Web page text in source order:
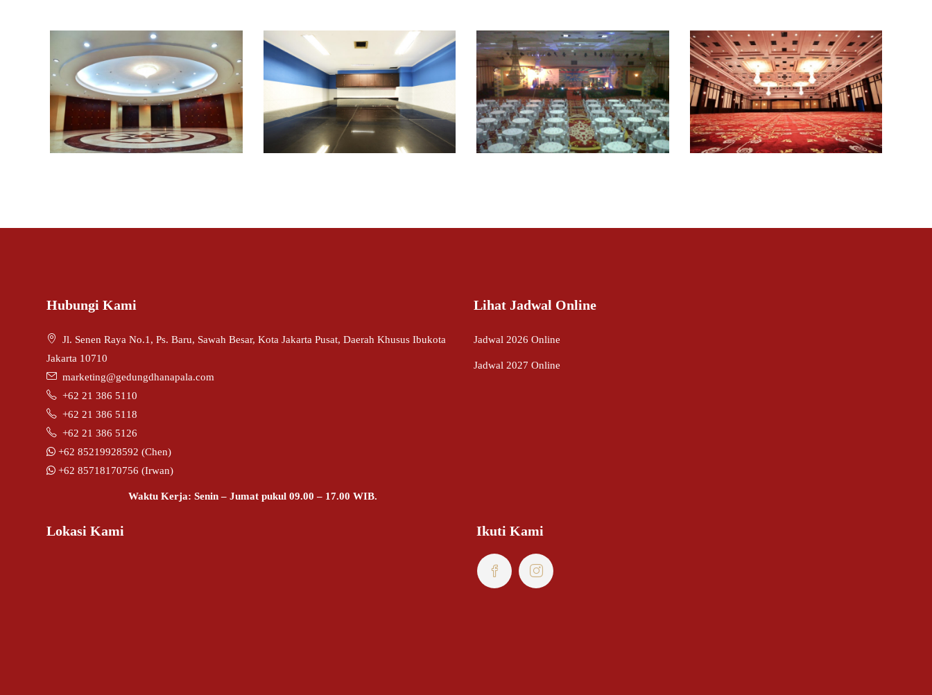
Hubungi Kami
Jl. Senen Raya No.1, Ps. Baru, Sawah Besar, Kota Jakarta Pusat, Daerah Khusus Ibukota
Jakarta 10710
marketing@gedungdhanapala.com
+62 21 386 5110
+62 21 386 5118
+62 21 386 5126
+62 85219928592 (Chen)
+62 85718170756 (Irwan)
Waktu Kerja: Senin – Jumat pukul 09.00 – 17.00 WIB.
Lihat Jadwal Online
Jadwal 2026 Online
Jadwal 2027 Online
Lokasi Kami Ikuti Kami